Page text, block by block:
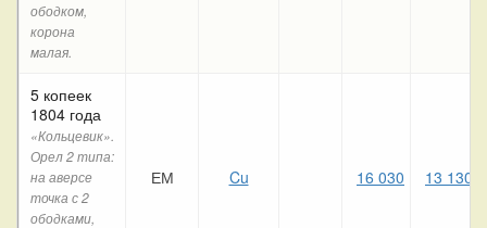
ободком,
корона
малая.
5 копеек
1804 года
«Кольцевик».
Орел 2 типа:
на аверсе
точка с 2
ободками,
ЕМ Cu 16 030 13 130